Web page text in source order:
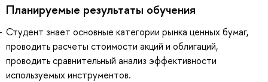
Планируемые результаты обучения
Студент знает основные категории рынка ценных бумаг,
проводить расчеты стоимости акций и облигаций,
проводить сравнительный анализ эффективности
используемых инструментов.